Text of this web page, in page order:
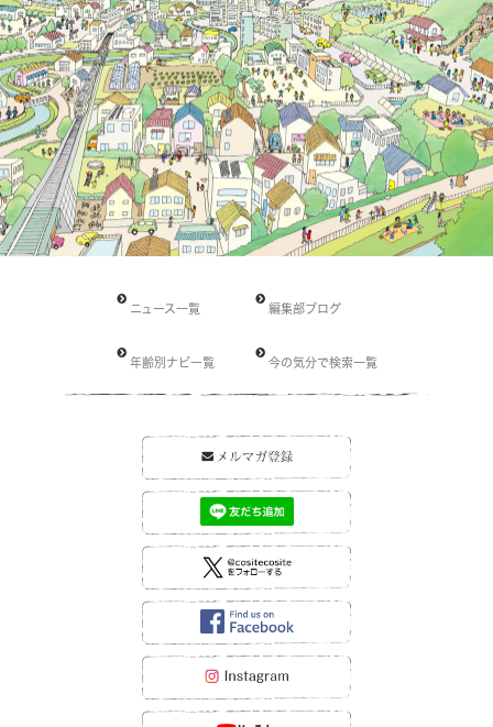
ニュース一覧 編集部ブログ
年齢別ナビ一覧 今の気分で検索一覧